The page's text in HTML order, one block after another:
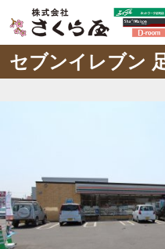
セブンイレブン